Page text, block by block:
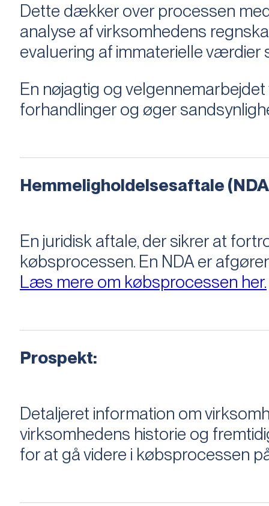
Dette dækker over processen
analyse af virksomhedens
evaluering af immaterielle
En nøjagtig og
forhandlinger og øger
Hemmeligholdelsesaftale
En juridisk aftale, der sikrer at
købsprocessen​​. En NDA er
Læs mere om købsprocessen her.
Prospekt:
Detaljeret information om
virksomhedens historie og
for at gå videre i købsprocessen